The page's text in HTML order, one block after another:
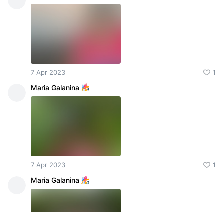
7 Apr 2023 1
Maria Galanina
7 Apr 2023 1
Maria Galanina